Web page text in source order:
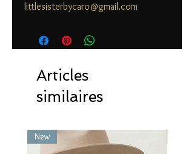
littlesisterbycaro@gmail.com
Articles
similaires
New